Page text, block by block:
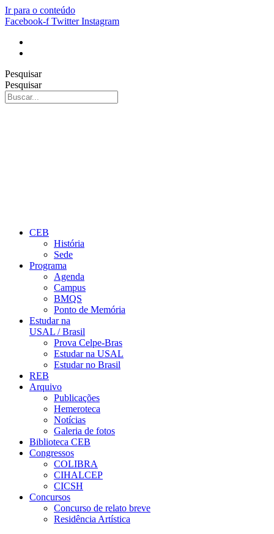
Ir para o conteúdo
Facebook-f Twitter Instagram
Pesquisar
Pesquisar
CEB
História
Sede
Programa
Agenda
Campus
BMQS
Ponto de Memória
Estudar na
USAL / Brasil
Prova Celpe-Bras
Estudar na USAL
Estudar no Brasil
REB
Arquivo
Publicações
Hemeroteca
Notícias
Galeria de fotos
Biblioteca CEB
Congressos
COLIBRA
CIHALCEP
CICSH
Concursos
Concurso de relato breve
Residência Artística